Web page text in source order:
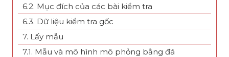
6.2. Mục đích của các bài kiểm tra
6.3. Dữ liệu kiểm tra gốc
7. Lấy mẫu
7.1. Mẫu và mô hình mô phỏng bằng đá